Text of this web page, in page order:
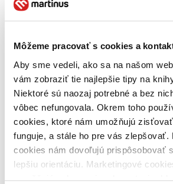
Môžeme pracovať s cookies a
Aby sme vedeli, ako sa na našom
vám zobraziť tie najlepšie tipy na
Niektoré sú naozaj potrebné a bez
vôbec nefungovala. Okrem toho
cookies, ktoré nám umožňujú
funguje, a stále ho pre vás zlepšovať.
cookies nám dovoľujú prispôsobovať
lepšiu orientáciu. Marketingové
umožňujú zobrazenie relevantnej
Autor
Cchaj Wenťi / Cai Wenji (1 titul)
Vydavateľstvo
Perfekt (1 titul)Perfekt 1
Väzba
pevná väzba (1 titul)pevná väzba
Zúžiť výber
Zoradiť